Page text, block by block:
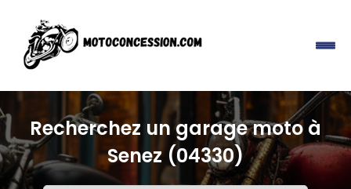
Recherchez un garage moto à
Senez (04330)